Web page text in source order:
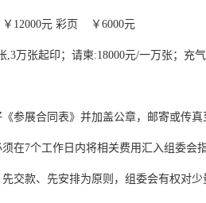
12000元 彩页 ￥ 6000元
,3万张起印；请柬:18000元/一万张；充
参展合同表》并加盖公章，邮寄或传真
须在7个工作日内将相关费用汇入组委会
交款、先安排为原则，组委会有权对